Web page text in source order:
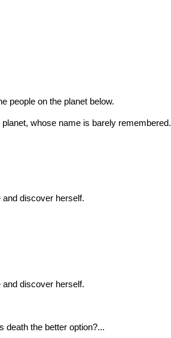
people on the planet below.
whose name is barely remembered.
and discover herself.
and discover herself.
death the better option?...